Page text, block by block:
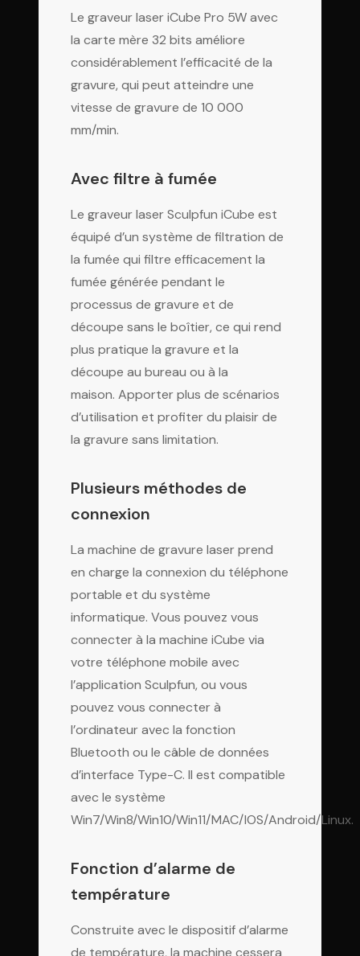
Le graveur laser iCube Pro 5W avec
la carte mère 32 bits améliore
considérablement l’efficacité de la
gravure, qui peut atteindre une
vitesse de gravure de 10 000
mm/min.
Avec filtre à fumée
Le graveur laser Sculpfun iCube est
équipé d’un système de filtration de
la fumée qui filtre efficacement la
fumée générée pendant le
processus de gravure et de
découpe sans le boîtier, ce qui rend
plus pratique la gravure et la
découpe au bureau ou à la
maison. Apporter plus de scénarios
d’utilisation et profiter du plaisir de
la gravure sans limitation.
Plusieurs méthodes de
connexion
La machine de gravure laser prend
en charge la connexion du téléphone
portable et du système
informatique. Vous pouvez vous
connecter à la machine iCube via
votre téléphone mobile avec
l’application Sculpfun, ou vous
pouvez vous connecter à
l’ordinateur avec la fonction
Bluetooth ou le câble de données
d’interface Type-C. Il est compatible
avec le système
Win7/Win8/Win10/Win11/MAC/IOS/Android/Linux.
Fonction d’alarme de
température
Construite avec le dispositif d’alarme
de température, la machine cessera